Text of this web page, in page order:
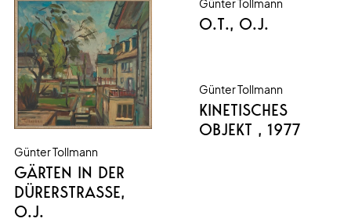
Günter Tollmann
GÄRTEN IN DER
DÜRERSTRASSE ,
O.J.
Günter Tollmann
O.T., O.J.
Günter Tollmann
KINETISCHES
OBJEKT , 1977